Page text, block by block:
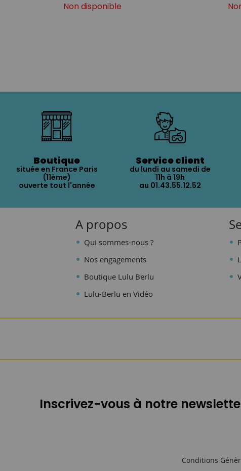
Non disponible
Boutique
située en France Paris
(11ème)
ouverte tout l'année
Service client
du lundi au samedi de
11h à 19h
au 01.43.55.12.52
A propos
Qui sommes-nous ?
Nos engagements
Boutique Lulu Berlu
Lulu-Berlu en Vidéo
Inscrivez-vous à notre
Conditions